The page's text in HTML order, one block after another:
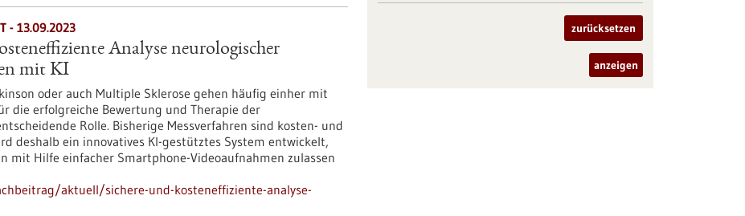
- 13.09.2023
Analyse neurologischer
mit KI
oder auch Multiple Sklerose gehen häufig einher mit
die erfolgreiche Bewertung und Therapie der
Rolle. Bisherige Messverfahren sind kosten- und
deshalb ein innovatives KI-gestütztes System entwickelt,
mit Hilfe einfacher Smartphone-Videoaufnahmen zulassen
aktuell/sichere-und-kosteneffiziente-analyse-
zurücksetzen
anzeigen